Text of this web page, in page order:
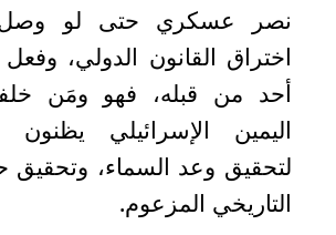
نصر عسكري حتى لو وصل
اختراق القانون الدولي،
أحد من قبله، فهو ومَن
اليمين الإسرائيلي يظنون
لتحقيق وعد السماء، وتحقيق
التاريخي المزعوم.